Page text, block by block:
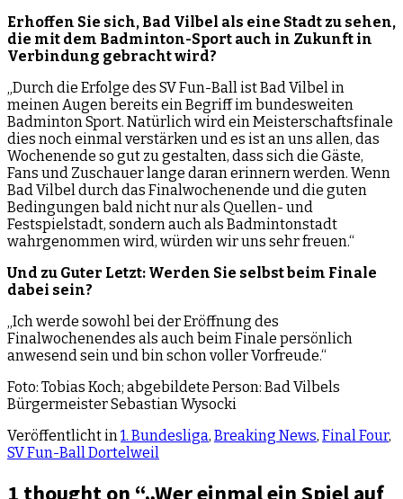
Erhoffen Sie sich, Bad Vilbel als eine Stadt zu sehen,
die mit dem Badminton-Sport auch in Zukunft in
Verbindung gebracht wird?
„Durch die Erfolge des SV Fun-Ball ist Bad Vilbel in
meinen Augen bereits ein Begriff im bundesweiten
Badminton Sport. Natürlich wird ein Meisterschaftsfinale
dies noch einmal verstärken und es ist an uns allen, das
Wochenende so gut zu gestalten, dass sich die Gäste,
Fans und Zuschauer lange daran erinnern werden. Wenn
Bad Vilbel durch das Finalwochenende und die guten
Bedingungen bald nicht nur als Quellen- und
Festspielstadt, sondern auch als Badmintonstadt
wahrgenommen wird, würden wir uns sehr freuen.“
Und zu Guter Letzt: Werden Sie selbst beim Finale
dabei sein?
„Ich werde sowohl bei der Eröffnung des
Finalwochenendes als auch beim Finale persönlich
anwesend sein und bin schon voller Vorfreude.“
Foto: Tobias Koch; abgebildete Person: Bad Vilbels
Bürgermeister Sebastian Wysocki
Veröffentlicht in 1. Bundesliga, Breaking News, Final Four,
SV Fun-Ball Dortelweil
1 thought on “„Wer einmal ein Spiel auf